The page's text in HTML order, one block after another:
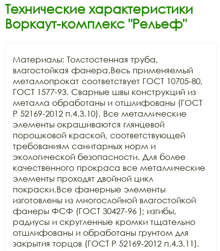
Технические характеристики
Воркаут-комплекс "Рельеф"
Материалы: Толстостенная труба,
влагостойкая фанера.Весь применяемый
металлопрокат соответствует ГОСТ 10705-80,
ГОСТ 1577-93. Сварные швы конструкций из
металла обработаны и отшлифованы (ГОСТ
Р 52169-2012 п.4.3.10). Все металлические
элементы окрашиваются глянцевой
порошковой краской, соответствующей
требованиям санитарных норм и
экологической безопасности. Для более
качественного прокраса все металлические
элементы проходят двойной цикл
покраски.Все фанерные элементы
изготовлены из многослойной влагостойкой
фанеры ФСФ (ГОСТ 30427-96 ); изгибы,
радиусы и скругленные кромки тщательно
отшлифованы и обработаны грунтом для
закрытия торцов (ГОСТ Р 52169-2012 п.4.3.11).